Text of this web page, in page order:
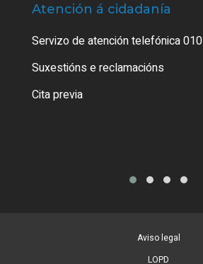
Atención á cidadanía
Servizo de atención telefónica 010
Suxestións e reclamacións
Cita previa
Aviso legal
LOPD